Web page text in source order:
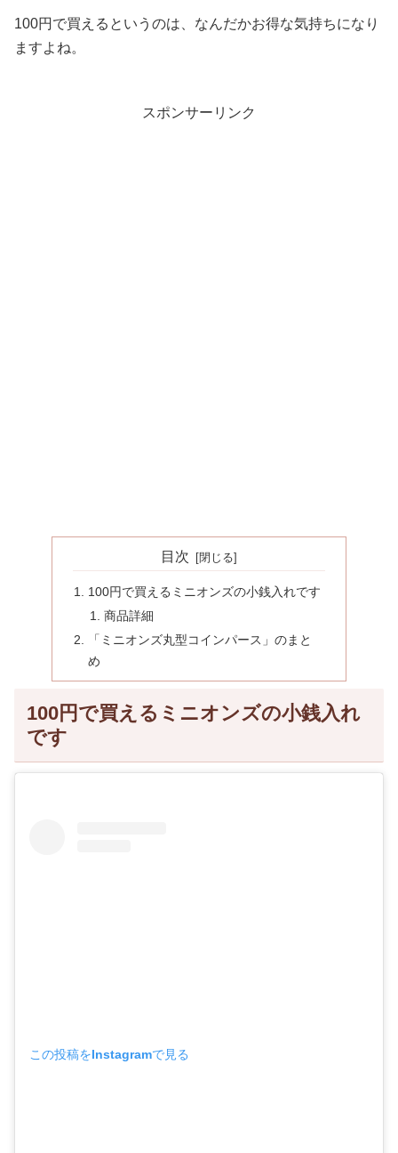
100円で買えるというのは、なんだかお得な気持ちになり
ますよね。
スポンサーリンク
目次
100円で買えるミニオンズの小銭入れです
商品詳細
「ミニオンズ丸型コインパース」のまと
め
100円で買えるミニオンズの小銭入れ
です
この投稿をInstagramで見る